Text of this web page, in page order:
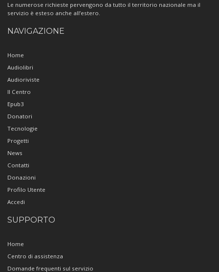
Le numerose richieste pervengono da tutto il territorio nazionale ma il
servizio è esteso anche all’estero.
NAVIGAZIONE
Home
Audiolibri
Audioriviste
Il Centro
Epub3
Donatori
Tecnologie
Progetti
News
Contatti
Donazioni
Profilo Utente
Accedi
SUPPORTO
Home
Centro di assistenza
Domande frequenti sul servizio